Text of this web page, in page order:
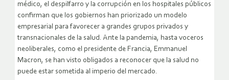
médico, el despilfarro y la corrupción en los hospitales públicos
confirman que los gobiernos han priorizado un modelo
empresarial para favorecer a grandes grupos privados y
transnacionales de la salud. Ante la pandemia, hasta voceros
neoliberales, como el presidente de Francia, Emmanuel
Macron, se han visto obligados a reconocer que la salud no
puede estar sometida al imperio del mercado.